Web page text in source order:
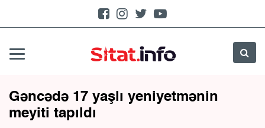
Gəncədə 17 yaşlı yeniyetmənin
meyiti tapıldı